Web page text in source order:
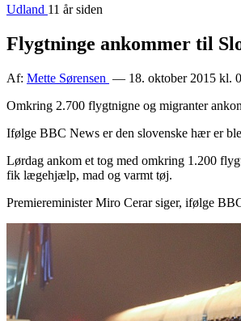
Udland 11 år siden
Flygtninge ankommer til
Af: Mette Sørensen — 18. oktober 2015 kl.
Omkring 2.700 flygtnigne og migranter
Ifølge BBC News er den slovenske hær er
Lørdag ankom et tog med omkring 1.200
fik lægehjælp, mad og varmt tøj.
Premiereminister Miro Cerar siger, ifølge